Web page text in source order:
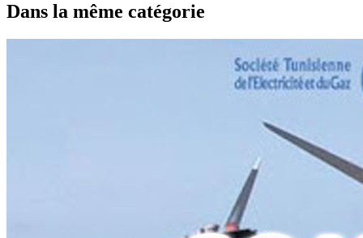
Dans la même catégorie